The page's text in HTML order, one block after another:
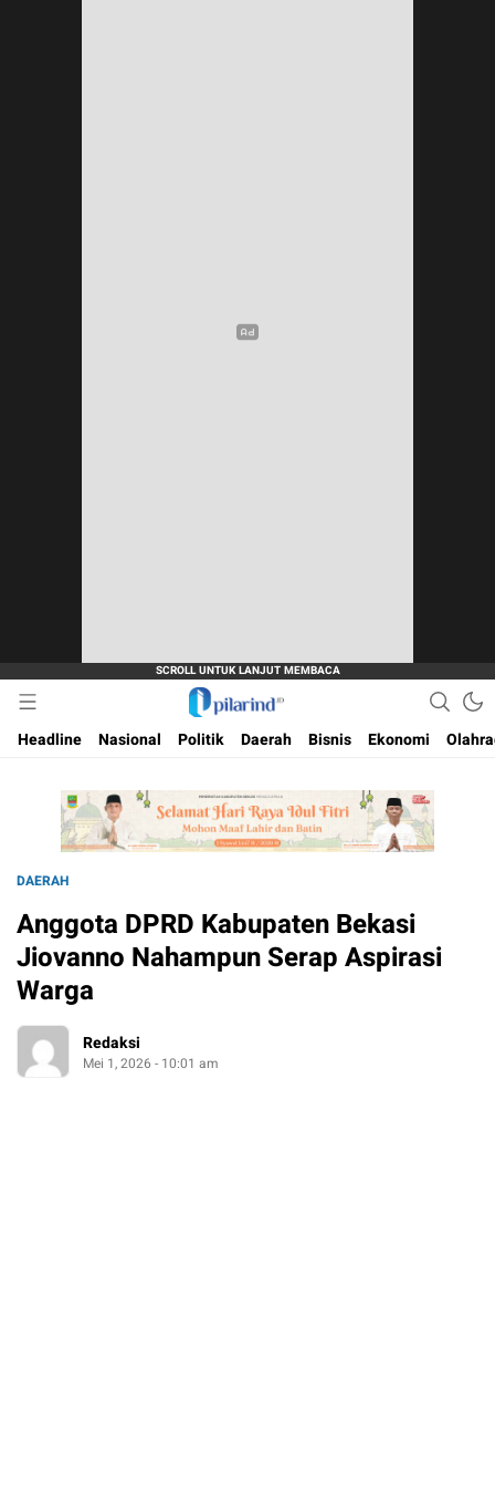
Pilarind.id
Dimana Arah Bangsa Bermula
Headline
Nasional Politik Daerah Bisnis Ekonomi
DAERAH
Anggota DPRD Kabupaten Bekasi
Jiovanno Nahampun Serap Aspirasi
Warga
Redaksi
Mei 1, 2026 - 10:01 am